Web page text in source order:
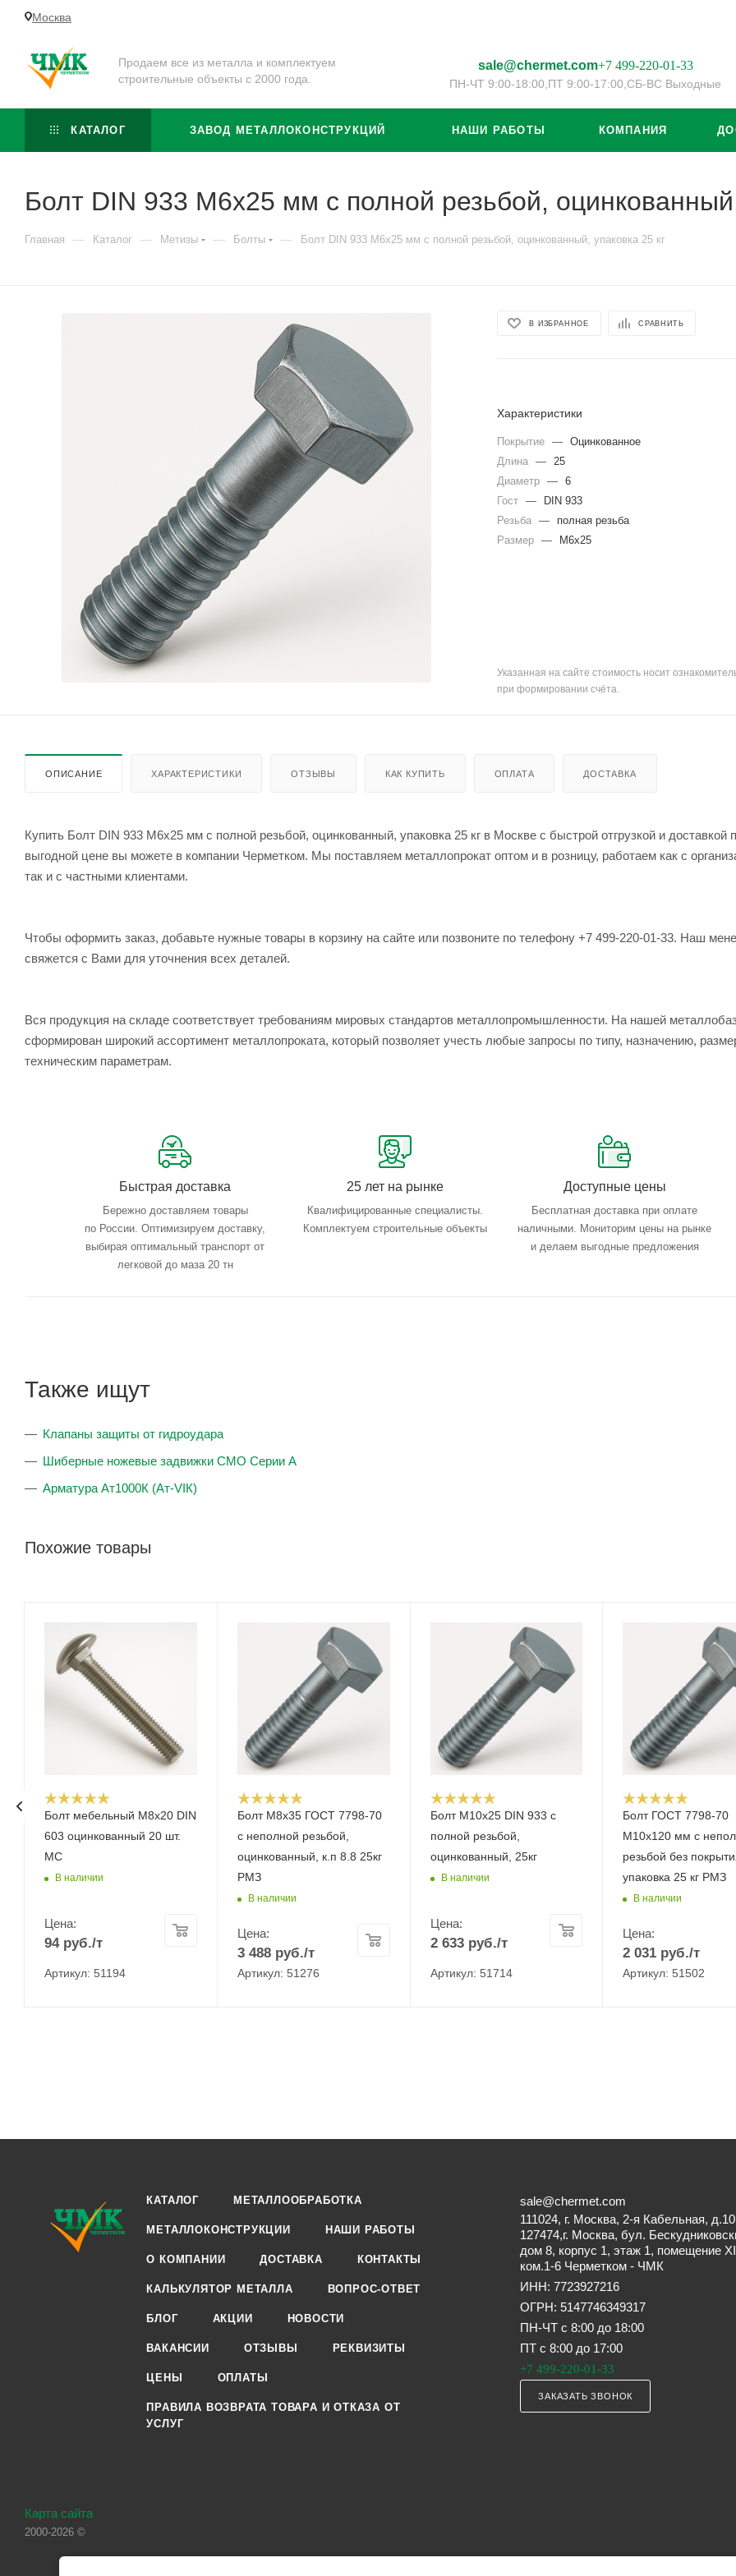
Москва
Продаем все из металла и комплектуем
строительные объекты с 2000 года.
sale@chermet.com+7 499-220-01-33
ПН-ЧТ 9:00-18:00, ПТ 9:00-17:00, СБ-ВС Выходные
КАТАЛОГ ЗАВОД МЕТАЛЛОКОНСТРУКЦИЙ НАШИ РАБОТЫ КОМПАНИЯ
Болт DIN 933 М6х25 мм с полной резьбой,
Главная — Каталог — Метизы — Болты — Болт DIN 933 М6х25 мм с полной резьбой, оцинкованный, упаковка 25 кг
В ИЗБРАННОЕ СРАВНИТЬ
Характеристики
Покрытие —
Оцинкованное
Длина
—
25
Диаметр
—
6
Гост
—
DIN 933
Резьба
—
полная резьба
Размер
— М6х25
Указанная на сайте стоимость носит
при формировании счёта.
ОПИСАНИЕ ХАРАКТЕРИСТИКИ ОТЗЫВЫ КАК КУПИТЬ ОПЛАТА ДОСТАВКА
Купить Болт DIN 933 М6х25 мм с полной резьбой, оцинкованный, упаковка 25 кг в Москве с быстрой отгрузкой и доставкой
выгодной цене вы можете в компании Черметком. Мы поставляем металлопрокат оптом и в розницу, работаем как с
так и с частными клиентами.
Чтобы оформить заказ, добавьте нужные товары в корзину на сайте или позвоните по телефону +7 499-220-01-33. Наш
свяжется с Вами для уточнения всех деталей.
Вся продукция на складе соответствует требованиям мировых стандартов металлопромышленности. На нашей
сформирован широкий ассортимент металлопроката, который позволяет учесть любые запросы по типу, назначению,
техническим параметрам.
Быстрая доставка
Бережно доставляем товары
по России. Оптимизируем доставку,
выбирая оптимальный транспорт от
легковой до маза 20 тн
25 лет на рынке
Квалифицированные специалисты.
Комплектуем строительные объекты
Доступные цены
Бесплатная доставка при оплате
наличными. Мониторим цены на рынке
и делаем выгодные предложения
Также ищут
Клапаны защиты от гидроудара
Шиберные ножевые задвижки CMO Серии А
Арматура Ат1000К (Ат-VIК)
Похожие товары
Болт мебельный M8x20 DIN
603 оцинкованный 20 шт.
МС
В наличии
Цена:
94руб./т
Артикул: 51194
Болт М8х35 ГОСТ 7798-70
с неполной резьбой,
оцинкованный, к.п 8.8 25кг
РМЗ
В наличии
Цена:
3 488руб./т
Артикул: 51276
Болт М10x25 DIN 933 с
полной резьбой,
оцинкованный, 25кг
В наличии
Цена:
2 633руб./т
Артикул: 51714
Болт ГОСТ 7798-70
М10х120 мм с
резьбой без
упаковка 25 кг РМЗ
В наличии
Цена:
2 031 руб./т
Артикул: 51502
КАТАЛОГ МЕТАЛЛООБРАБОТКА
МЕТАЛЛОКОНСТРУКЦИИ НАШИ РАБОТЫ
О КОМПАНИИ ДОСТАВКА КОНТАКТЫ
КАЛЬКУЛЯТОР МЕТАЛЛА ВОПРОС-ОТВЕТ
БЛОГ АКЦИИ НОВОСТИ
ВАКАНСИИ ОТЗЫВЫ РЕКВИЗИТЫ
ЦЕНЫ ОПЛАТЫ
ПРАВИЛА ВОЗВРАТА ТОВАРА И ОТКАЗА ОТ
УСЛУГ
sale@chermet.com
111024, г. Москва, 2-я Кабельная, д.10
127474,г. Москва, бул.
дом 8, корпус 1, этаж 1, помещение
ком.1-6 Черметком - ЧМК
ИНН: 7723927216
ОГРН: 5147746349317
ПН-ЧТ с 8:00 до 18:00
ПТ с 8:00 до 17:00
+7 499-220-01-33
ЗАКАЗАТЬ ЗВОНОК
Карта сайта
2000-2026 ©